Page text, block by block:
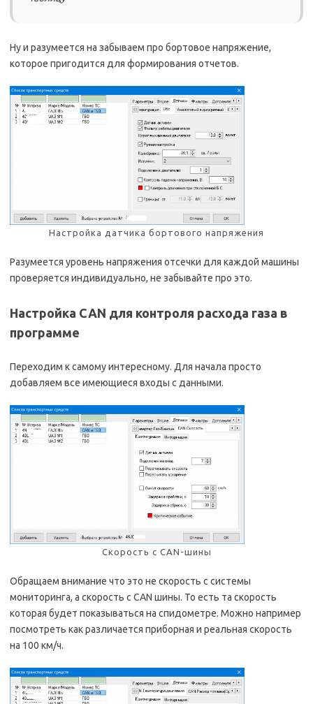
Ну и разумеется на забываем про бортовое напряжение,
которое пригодится для формирования отчетов.
Настройка датчика бортового напряжения
Разумеется уровень напряжения отсечки для каждой машины
проверяется индивидуально, не забывайте про это.
Настройка CAN для контроля расхода газа в
программе
Переходим к самому интересному. Для начала просто
добавляем все имеющиеся входы с данными.
Скорость с CAN-шины
Обращаем внимание что это не скорость с системы
мониторинга, а скорость с CAN шины. То есть та скорость
которая будет показываться на спидометре. Можно например
посмотреть как различается приборная и реальная скорость
на 100 км/ч.